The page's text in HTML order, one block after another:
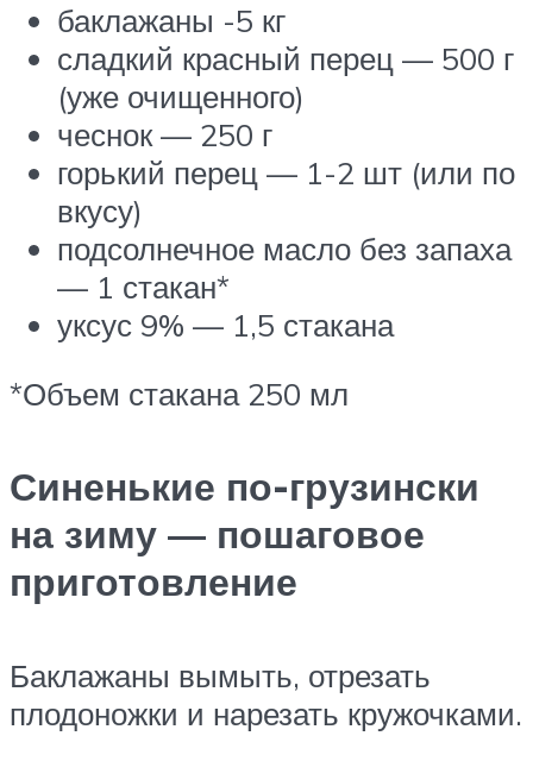
баклажаны -5 кг
сладкий красный перец — 500 г
(уже очищенного)
чеснок — 250 г
горький перец — 1-2 шт (или по
вкусу)
подсолнечное масло без запаха
— 1 стакан*
уксус 9% — 1,5 стакана
*Объем стакана 250 мл
Синенькие по-грузински
на зиму — пошаговое
приготовление
Баклажаны вымыть, отрезать
плодоножки и нарезать кружочками.